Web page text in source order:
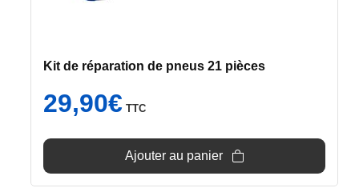
Kit de réparation de pneus 21 pièces
29,90€ TTC
Ajouter au panier